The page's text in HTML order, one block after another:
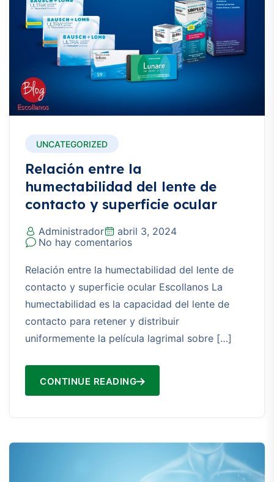
UNCATEGORIZED
Relación entre la
humectabilidad del lente de
contacto y superficie ocular
Administrador
abril 3, 2024
No hay comentarios
Relación entre la humectabilidad del lente de
contacto y superficie ocular Escollanos La
humectabilidad es la capacidad del lente de
contacto para retener y distribuir
uniformemente la película lagrimal sobre […]
CONTINUE READING